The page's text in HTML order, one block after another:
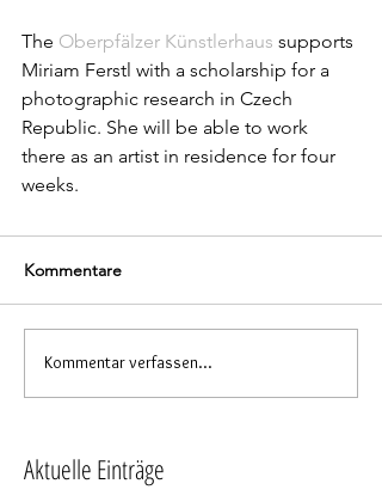
The Oberpfälzer Künstlerhaus supports
Miriam Ferstl with a scholarship for a
photographic research in Czech
Republic. She will be able to work
there as an artist in residence for four
weeks.
Kommentare
Kommentar verfassen...
Aktuelle Einträge